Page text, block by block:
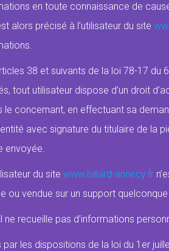
en toute connaissance de
alors précisé à l’utilisateur du site
38 et suivants de la loi 78-17 du
tout utilisateur dispose d’un droit
le concernant, en effectuant sa
avec signature du titulaire de la
envoyée.
du site www.billard-annecy.fr
ou vendue sur un support
ne recueille pas d’informations
les dispositions de la loi du 1er